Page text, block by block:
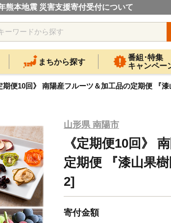
熊本地震 災害支援寄付受付について
まちから探す
番組･特集
キャンペー
期便10回》 南陽産フルーツ＆加工品の定期便 『
山形県 南陽市
《定期便10回》
定期便 『漆山果
2]
寄付金額